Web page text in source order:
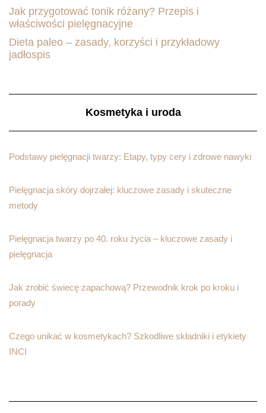
Jak przygotować tonik różany? Przepis i
właściwości pielęgnacyjne
Dieta paleo – zasady, korzyści i przykładowy
jadłospis
Kosmetyka i uroda
Podstawy pielęgnacji twarzy: Etapy, typy cery i zdrowe nawyki
Pielęgnacja skóry dojrzałej: kluczowe zasady i skuteczne
metody
Pielęgnacja twarzy po 40. roku życia – kluczowe zasady i
pielęgnacja
Jak zrobić świecę zapachową? Przewodnik krok po kroku i
porady
Czego unikać w kosmetykach? Szkodliwe składniki i etykiety
INCI